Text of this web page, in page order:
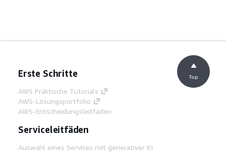
Erste Schritte
AWS Praktische Tutorials
AWS-Lösungsportfolio
AWS-Entscheidungsleitfäden
Serviceleitfäden
Auswahl eines Services mit generativer KI
Top